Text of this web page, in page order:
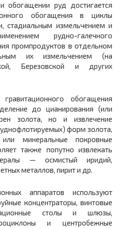
обогащении руд достигается
обогащения в циклы
стадиальным измельчением и
рудно-галечного
промпродуктов в отдельном
их измельчением (на
Березовской и других
обогащения
до цианирования (или
золота, но и извлечение
форм золота,
минеральные покровные
также попутно извлекать
— осмистый иридий,
металлов, пирит и др.
аппаратов используют
концентраторы, винтовые
столы и шлюзы,
и центробежные